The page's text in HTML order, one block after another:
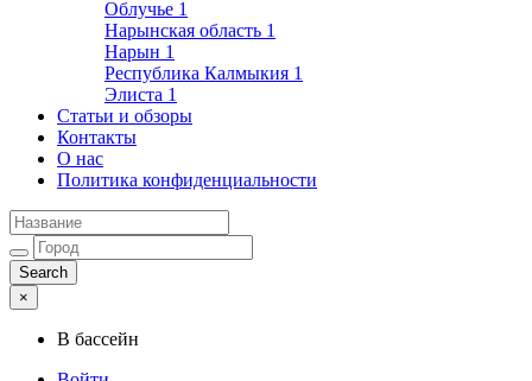
Облучье 1
Нарынская область 1
Нарын 1
Республика Калмыкия 1
Элиста 1
Статьи и обзоры
Контакты
О нас
Политика конфиденциальности
×
В бассейн